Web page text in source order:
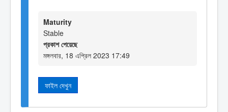
Maturity
Stable
প্রকাশ পেয়েছে
মঙ্গলবার, 18 এপ্রিল 2023 17:49
ফাইল দেখুন